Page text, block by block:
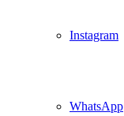
Instagram
WhatsApp